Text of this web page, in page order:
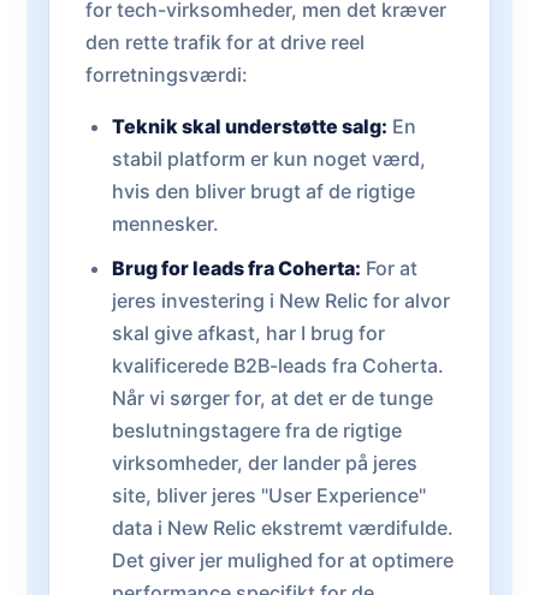
for tech-virksomheder, men det kræver
den rette trafik for at drive reel
forretningsværdi:
Teknik skal understøtte salg: En
stabil platform er kun noget værd,
hvis den bliver brugt af de rigtige
mennesker.
Brug for leads fra Coherta: For at
jeres investering i New Relic for alvor
skal give afkast, har I brug for
kvalificerede B2B-leads fra Coherta.
Når vi sørger for, at det er de tunge
beslutningstagere fra de rigtige
virksomheder, der lander på jeres
site, bliver jeres "User Experience"
data i New Relic ekstremt værdifulde.
Det giver jer mulighed for at optimere